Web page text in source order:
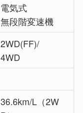
電気式
無段階変速機
2WD(FF)/
4WD
36.6km/L（2W